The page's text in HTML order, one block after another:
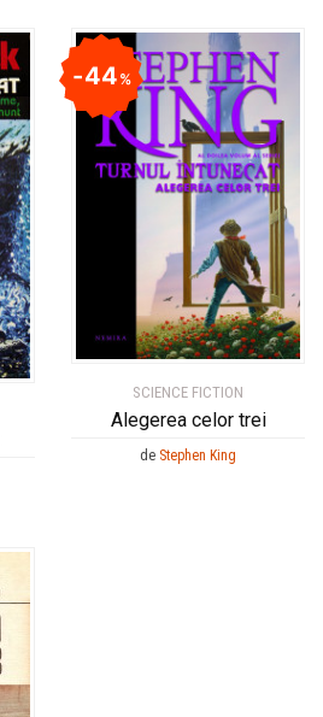
SCIENCE FICTION
Alegerea celor trei
44%
de Stephen King